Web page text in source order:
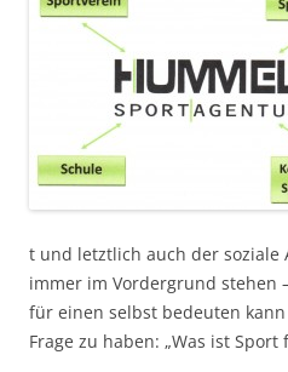
t und letztlich auch der soziale
immer im Vordergrund stehen
für einen selbst bedeuten
Frage zu haben: „Was ist Sport